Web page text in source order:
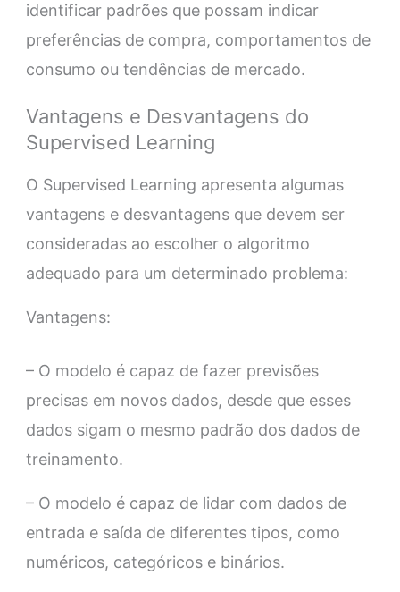
identificar padrões que possam indicar
preferências de compra, comportamentos de
consumo ou tendências de mercado.
Vantagens e Desvantagens do
Supervised Learning
O Supervised Learning apresenta algumas
vantagens e desvantagens que devem ser
consideradas ao escolher o algoritmo
adequado para um determinado problema:
Vantagens:
– O modelo é capaz de fazer previsões
precisas em novos dados, desde que esses
dados sigam o mesmo padrão dos dados de
treinamento.
– O modelo é capaz de lidar com dados de
entrada e saída de diferentes tipos, como
numéricos, categóricos e binários.